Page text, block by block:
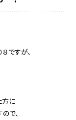
ですが、
方に
で、